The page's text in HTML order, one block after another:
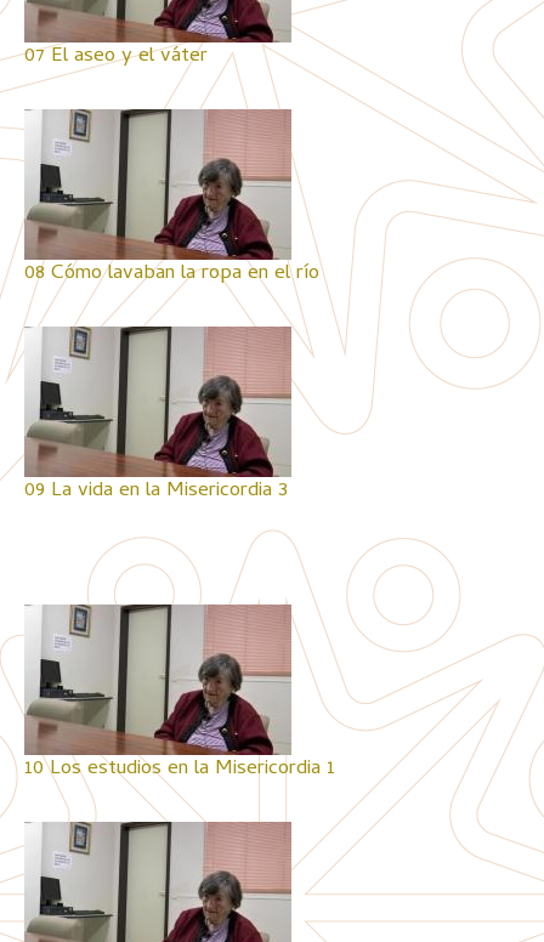
07 El aseo y el váter
08 Cómo lavaban la ropa en el río
09 La vida en la Misericordia 3
10 Los estudios en la Misericordia 1